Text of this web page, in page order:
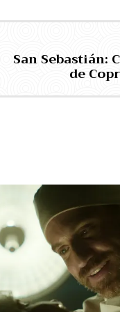
San Sebastián:
de